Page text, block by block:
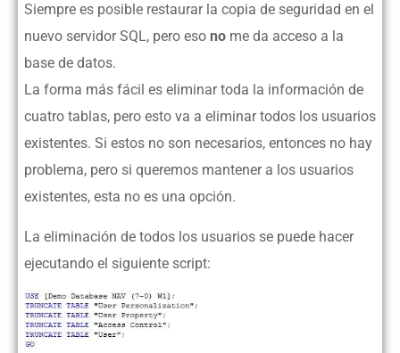
Siempre es posible restaurar la copia de seguridad en el
nuevo servidor SQL, pero eso no me da acceso a la
base de datos.
La forma más fácil es eliminar toda la información de
cuatro tablas, pero esto va a eliminar todos los usuarios
existentes. Si estos no son necesarios, entonces no hay
problema, pero si queremos mantener a los usuarios
existentes, esta no es una opción.
La eliminación de todos los usuarios se puede hacer
ejecutando el siguiente script: